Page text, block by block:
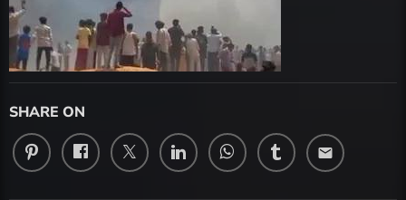
SHARE ON
email